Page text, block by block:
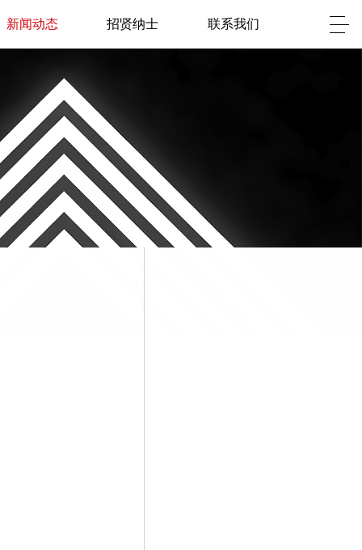
新闻动态 招贤纳士 联系我们